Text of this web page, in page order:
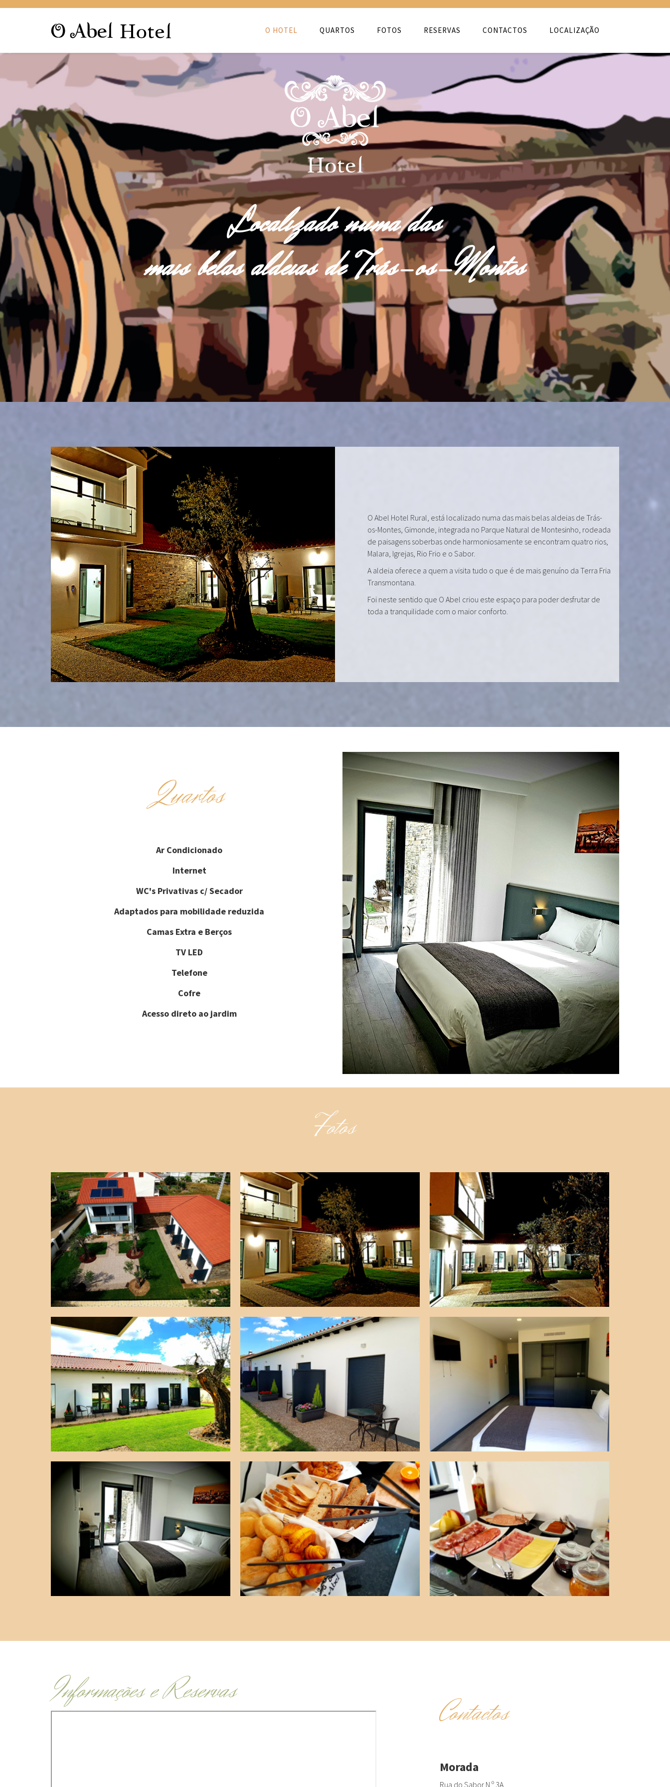
O HOTEL QUARTOS FOTOS RESERVAS CONTACTOS LOCALIZAÇÃO
Localizado numa das
mais belas aldeias de Trás-os-Montes
O Abel Hotel Rural, está localizado numa das mais belas aldeias de Trás-
os-Montes, Gimonde, integrada no Parque Natural de Montesinho, rodeada
de paisagens soberbas onde harmoniosamente se encontram quatro rios,
Malara, Igrejas, Rio Frio e o Sabor.
A aldeia oferece a quem a visita tudo o que é de mais genuíno da Terra Fria
Transmontana.
Foi neste sentido que O Abel criou este espaço para poder desfrutar de
toda a tranquilidade com o maior conforto.
Quartos
Ar Condicionado
Internet
WC's Privativas c/ Secador
Adaptados para mobilidade reduzida
Camas Extra e Berços
TV LED
Telefone
Cofre
Acesso direto ao jardim
Fotos
Informações e Reservas
Contactos
Morada
Rua do Sabor N.º 3A